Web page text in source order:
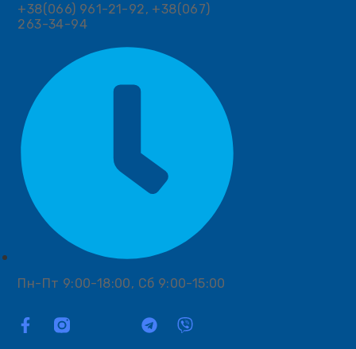
+38(066) 961-21-92, +38(067)
263-34-94
Пн-Пт 9:00-18:00, Сб 9:00-15:00